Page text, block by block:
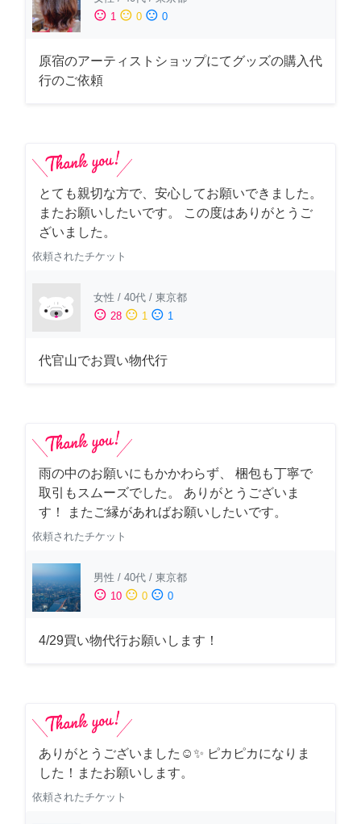
sentiment_satisfied 1 sentiment_neutral 0 sentiment_dissatisfied 0
原宿のアーティストショップにてグッズの購入代
行のご依頼
とても親切な方で、安心してお願いできました。
またお願いしたいです。 この度はありがとうご
ざいました。
依頼されたチケット
女性 / 40代 / 東京都
sentiment_satisfied 28 sentiment_neutral 1 sentiment_dissatisfied 1
代官山でお買い物代行
雨の中のお願いにもかかわらず、 梱包も丁寧で
取引もスムーズでした。 ありがとうございま
す！ またご縁があればお願いしたいです。
依頼されたチケット
男性 / 40代 / 東京都
sentiment_satisfied 10 sentiment_neutral 0 sentiment_dissatisfied 0
4/29買い物代行お願いします！
ありがとうございました☺️✨ ピカピカになりま
した！またお願いします。
依頼されたチケット